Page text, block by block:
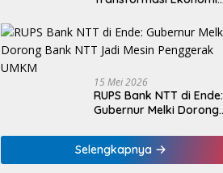
Nelayan Dapat Nafas
Baru
15 Mei 2026
RUPS Bank NTT di Ende:
Gubernur Melki Dorong
Penggerak UMKM
Selengkapnya